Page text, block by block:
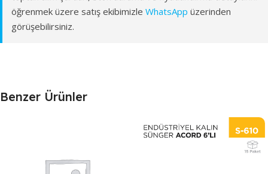
öğrenmek üzere satış ekibimizle WhatsApp üzerinden
görüşebilirsiniz.
Benzer Ürünler